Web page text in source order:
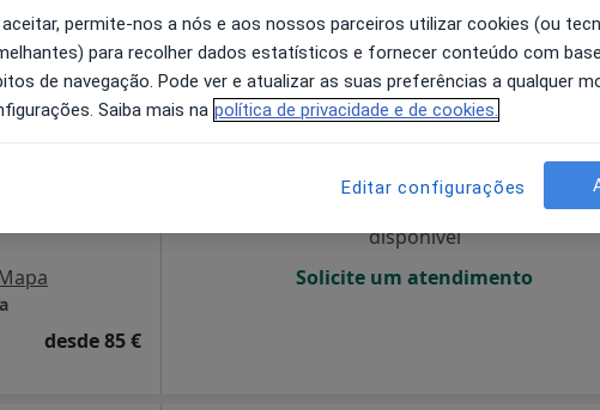
de
desde 85 €
Hoje
8 Ago
Amanhã
9 Ago
Segunda-feira
10 Ago
O agendamento online não está
disponível
Solicite um atendimento
permite-nos a nós e aos nossos parceiros utilizar cookies (ou
para recolher dados estatísticos e fornecer conteúdo com
de navegação. Pode ver e atualizar as suas preferências a qualquer
Saiba mais na política de privacidade e de cookies.
Editar configurações